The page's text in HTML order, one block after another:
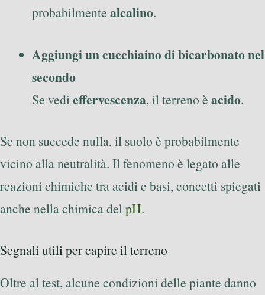
probabilmente alcalino.
Aggiungi un cucchiaino di bicarbonato nel
secondo
Se vedi effervescenza, il terreno è acido.
Se non succede nulla, il suolo è probabilmente
vicino alla neutralità. Il fenomeno è legato alle
reazioni chimiche tra acidi e basi, concetti spiegati
anche nella chimica delpH.
Segnali utili per capire il terreno
Oltre al test, alcune condizioni delle piante danno